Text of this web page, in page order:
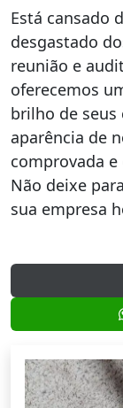
Está cansado
desgastado
reunião e
oferecemos
brilho de seus
aparência de
comprovada
Não deixe
sua empresa